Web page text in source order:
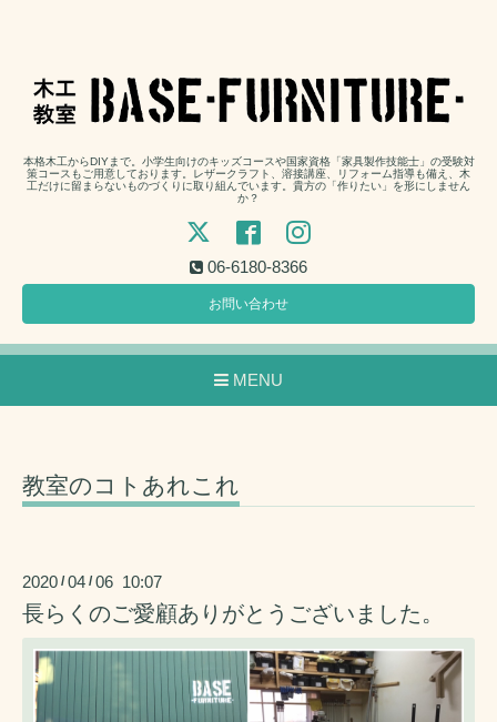
本格木工からDIYまで。小学生向けのキッズコースや国家資格「家具製作技能士」の受験対
策コースもご用意しております。レザークラフト、溶接講座、リフォーム指導も備え、木
工だけに留まらないものづくりに取り組んでいます。貴方の「作りたい」を形にしません
か？
06-6180-8366
お問い合わせ
MENU
教室のコトあれこれ
2020 /04 /06 10:07
長らくのご愛顧ありがとうございました。